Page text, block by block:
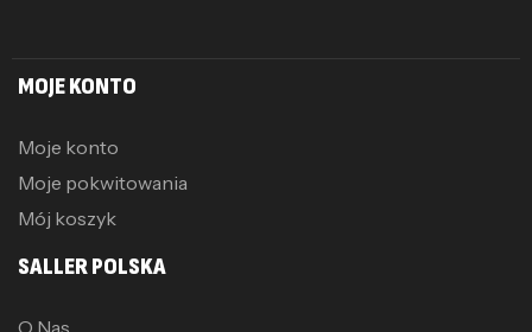
MOJE KONTO
Moje konto
Moje pokwitowania
Mój koszyk
SALLER POLSKA
O Nas